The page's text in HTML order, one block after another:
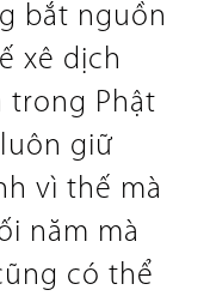
bắt nguồn
xê dịch
trong Phật
giữ
vì thế mà
năm mà
có thể